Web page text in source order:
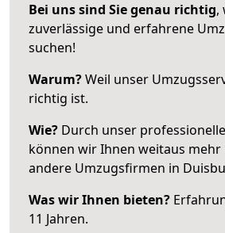
Bei uns sind Sie genau richtig,
zuverlässige und erfahrene
suchen!
Warum?Weil unser
richtig ist.
Wie? Durch unser
können wir Ihnen weitaus mehr
andere Umzugsfirmen in
Was wir Ihnen bieten?
11 Jahren.